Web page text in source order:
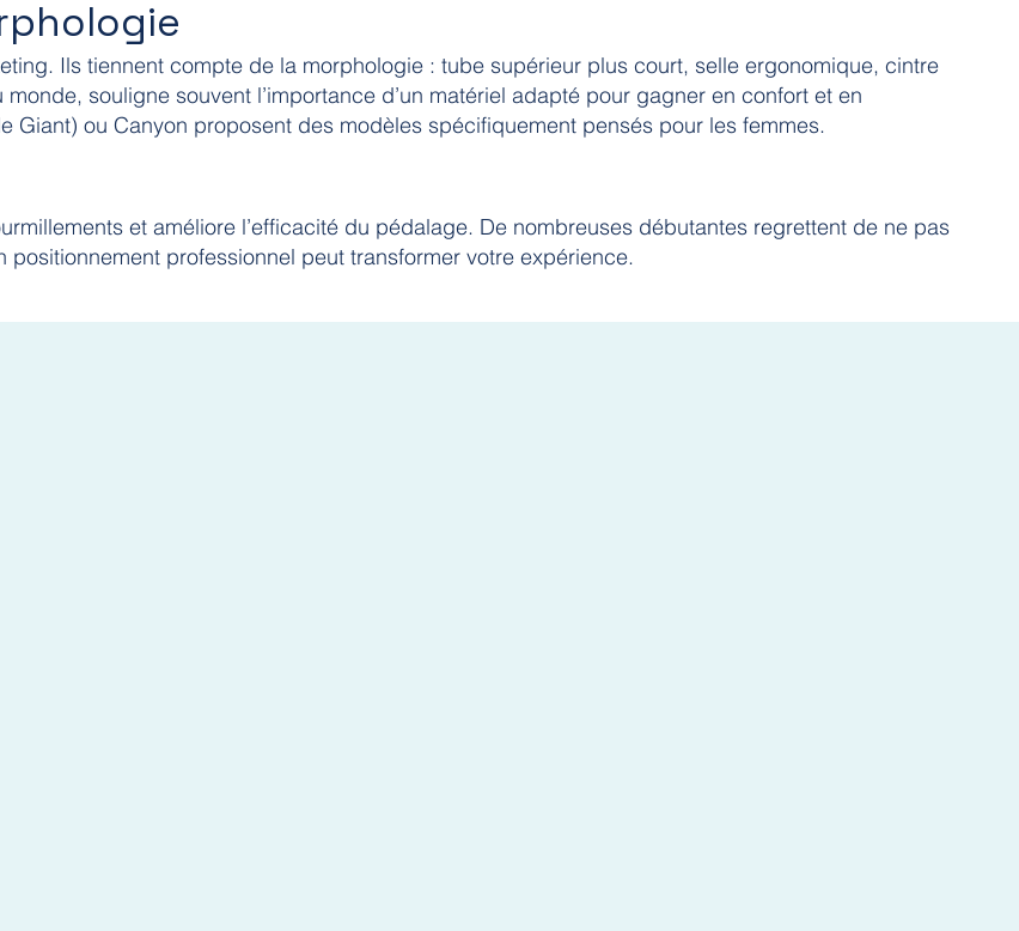
Ils tiennent compte de la morphologie : tube supérieur plus court, selle ergonomique, cintre
souligne souvent l’importance d’un matériel adapté pour gagner en confort et en
Giant) ou Canyon proposent des modèles spécifiquement pensés pour les femmes.
et améliore l’efficacité du pédalage. De nombreuses débutantes regrettent de ne pas
professionnel peut transformer votre expérience.